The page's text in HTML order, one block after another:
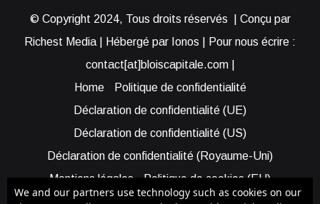
© Copyright 2024, Tous droits réservés | Conçu par
Richest Media | Hébergé par Ionos | Pour nous écrire :
contact[at]bloiscapitale.com |
Home
Politique de confidentialité
Déclaration de confidentialité (UE)
Déclaration de confidentialité (US)
Déclaration de confidentialité (Royaume-Uni)
Mentions légales
Politique de cookies (EU)
Cookie Policy (AUS)
Cookie Policy (US)
We and our partners use technology such as cookies on our